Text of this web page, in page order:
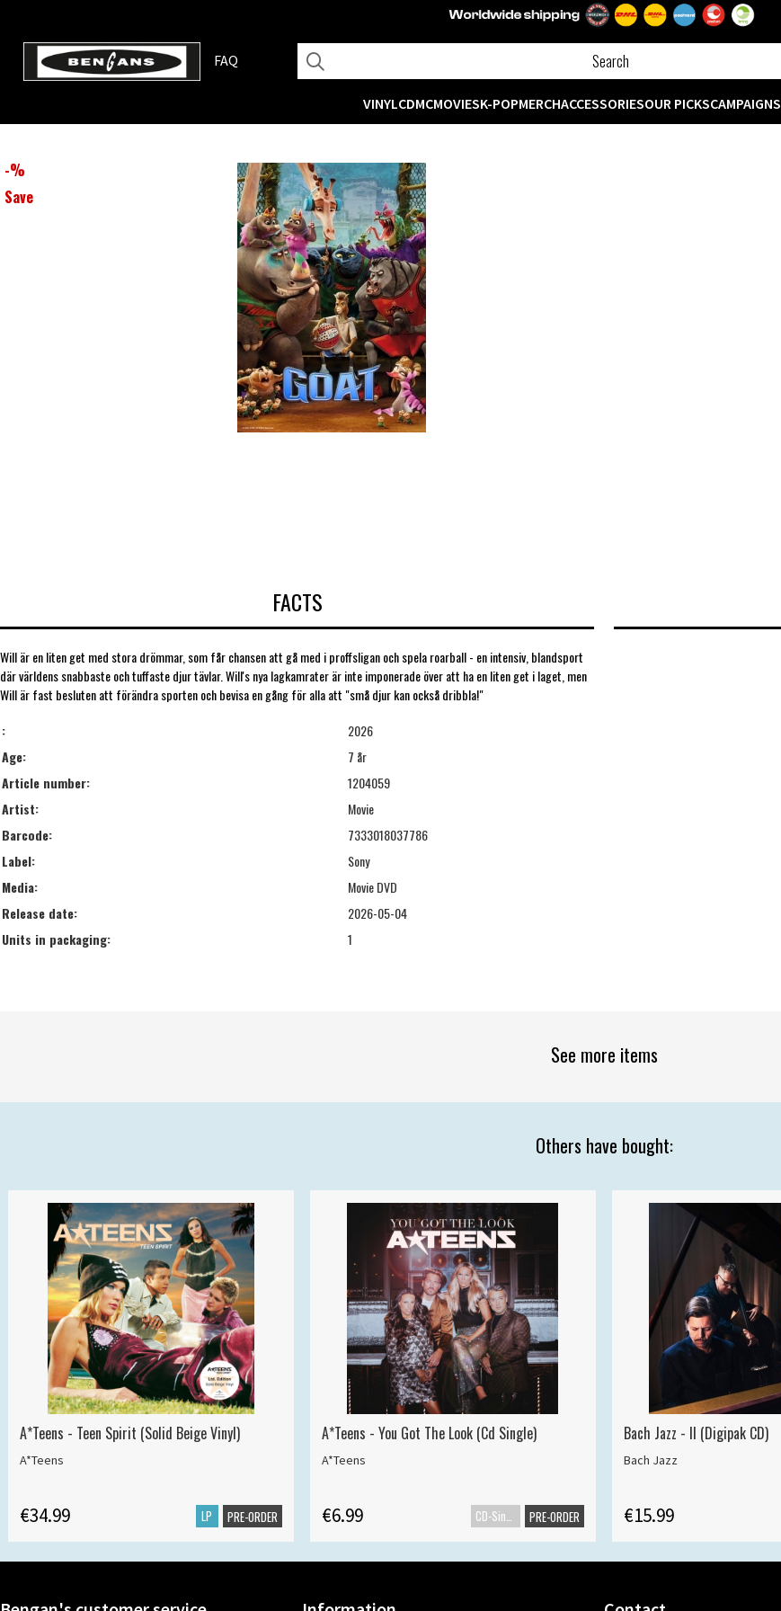
FAQ
VINYLCDMCMOVIESK-POPMERCHACCESSORIESOUR PICKSCAMPAIGNS
-%
Save
FACTS
Will är en liten get med stora drömmar, som får chansen att gå med i proffsligan och spela roarball - en intensiv, blandsport
där världens snabbaste och tuffaste djur tävlar. Will's nya lagkamrater är inte imponerade över att ha en liten get i laget, men
Will är fast besluten att förändra sporten och bevisa en gång för alla att "små djur kan också dribbla!"
:
2026
Age:
7 år
Article number:
1204059
Artist:
Movie
Barcode:
7333018037786
Label:
Sony
Media:
Movie DVD
Release date:
2026-05-04
Units in packaging:
1
See more items
Others have bought:
A*Teens - Teen Spirit (Solid Beige Vinyl)
A*Teens
€34.99 LP PRE-ORDER
A*Teens - You Got The Look (Cd Single)
A*Teens
€6.99 CD-Single PRE-ORDER
Bach Jazz - II (Digipak CD)
Bach Jazz
€15.99